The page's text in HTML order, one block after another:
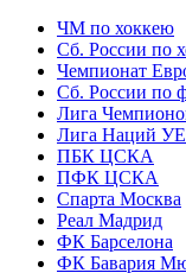
ЧМ по хоккею
Сб. России по
Чемпионат
Сб. России по
Лига
Лига Наций
ПБК ЦСКА
ПФК ЦСКА
Спарта Москва
Реал Мадрид
ФК Барселона
ФК Бавария